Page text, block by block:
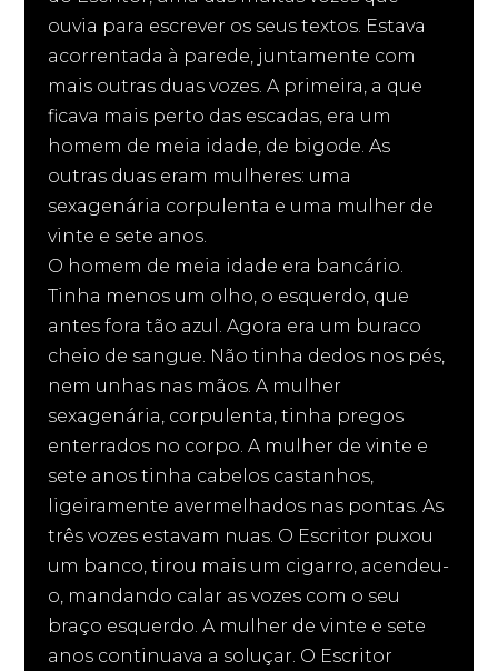
ouvia para escrever os seus textos. Estava
acorrentada à parede, juntamente com
mais outras duas vozes. A primeira, a que
ficava mais perto das escadas, era um
homem de meia idade, de bigode. As
outras duas eram mulheres: uma
sexagenária corpulenta e uma mulher de
vinte e sete anos.
O homem de meia idade era bancário.
Tinha menos um olho, o esquerdo, que
antes fora tão azul. Agora era um buraco
cheio de sangue. Não tinha dedos nos pés,
nem unhas nas mãos. A mulher
sexagenária, corpulenta, tinha pregos
enterrados no corpo. A mulher de vinte e
sete anos tinha cabelos castanhos,
ligeiramente avermelhados nas pontas. As
três vozes estavam nuas. O Escritor puxou
um banco, tirou mais um cigarro, acendeu-
o, mandando calar as vozes com o seu
braço esquerdo. A mulher de vinte e sete
anos continuava a soluçar. O Escritor